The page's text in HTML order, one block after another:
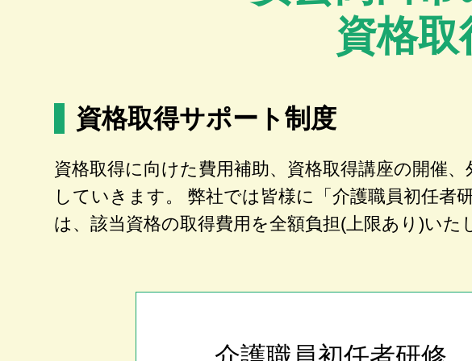
資格
資格取得サポート制度
資格取得に向けた費用補助、資格取得講座の開催
していきます。 弊社では皆様に「介護職員初任
は、該当資格の取得費用を全額負担(上限あり)いた